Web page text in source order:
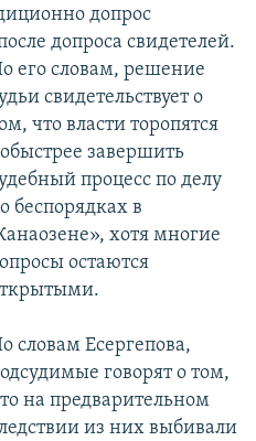
допрос
допроса свидетелей.
его словам, решение
свидетельствует о
что власти торопятся
завершить
процесс по делу
беспорядках в
хотя многие
остаются
словам Есергепова,
говорят о том,
на предварительном
из них выбивали